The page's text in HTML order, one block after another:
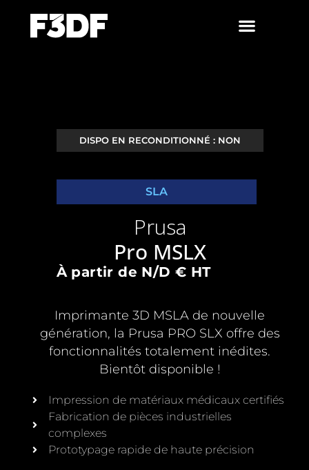
DISPO EN RECONDITIONNÉ : NON
SLA
Prusa
Pro MSLX
À partir de N/D € HT
Imprimante 3D MSLA de nouvelle
génération, la Prusa PRO SLX offre des
fonctionnalités totalement inédites.
Bientôt disponible !
Impression de matériaux médicaux certifiés
Fabrication de pièces industrielles
complexes
Prototypage rapide de haute précision